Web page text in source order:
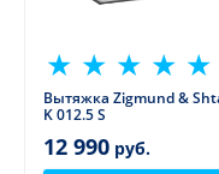
Вытяжка Zigmund &
K 012.5 S
12 990 руб.